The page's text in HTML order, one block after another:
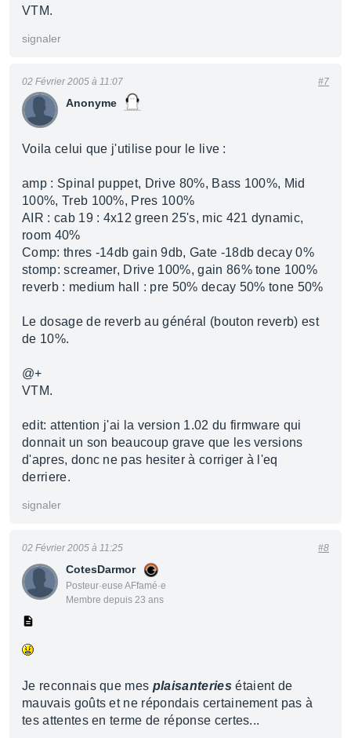
VTM.
signaler
Anonyme
02 Février 2005 à 11:07 #7
Voila celui que j'utilise pour le live :
amp : Spinal puppet, Drive 80%, Bass 100%, Mid
100%, Treb 100%, Pres 100%
AIR : cab 19 : 4x12 green 25's, mic 421 dynamic,
room 40%
Comp: thres -14db gain 9db, Gate -18db decay 0%
stomp: screamer, Drive 100%, gain 86% tone 100%
reverb : medium hall : pre 50% decay 50% tone 50%
Le dosage de reverb au général (bouton reverb) est
de 10%.
@+
VTM.
edit: attention j'ai la version 1.02 du firmware qui
donnait un son beaucoup grave que les versions
d'apres, donc ne pas hesiter à corriger à l'eq
derriere.
signaler
CotesDarmor
Posteur·euse AFfamé·e
Membre depuis 23 ans
02 Février 2005 à 11:25 #8
Je reconnais que mes plaisanteries étaient de
mauvais goûts et ne répondais certainement pas à
tes attentes en terme de réponse certes...